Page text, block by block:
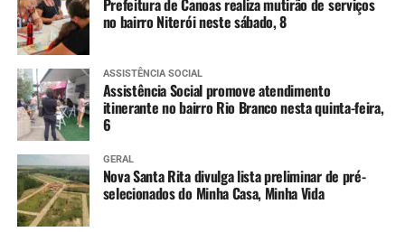
Prefeitura de Canoas realiza mutirão de serviços
no bairro Niterói neste sábado, 8
ASSISTÊNCIA SOCIAL
Assistência Social promove atendimento
itinerante no bairro Rio Branco nesta quinta-feira,
6
GERAL
Nova Santa Rita divulga lista preliminar de pré-
selecionados do Minha Casa, Minha Vida